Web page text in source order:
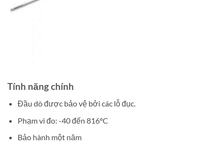
Tính năng chính
Đầu dò được bảo vệ bởi các lỗ đục.
Phạm vi đo: -40 đến 816ºC
Bảo hành một năm